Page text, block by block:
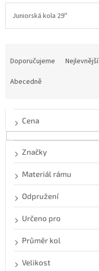
Juniorská kola 29"
r
o
Doporučujeme Nejlevnější
Abecedně
Cena
Značky
Materiál rámu
Odpružení
Určeno pro
Průměr kol
Velikost